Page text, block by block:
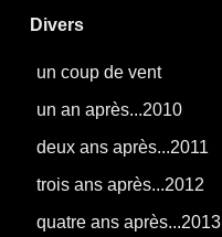
Divers
un coup de vent
un an après...2010
deux ans après...2011
trois ans après...2012
quatre ans après...2013